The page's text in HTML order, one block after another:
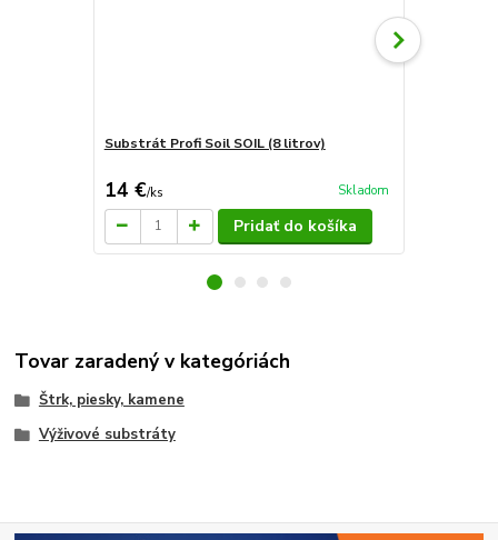
Substrát Profi Soil SOIL (8 litrov)
14 €/ks Skladom
Pridať do košíka
Tovar zaradený v kategóriách
Štrk, piesky, kamene
Výživové substráty